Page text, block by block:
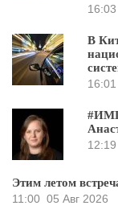
16:03
В
16:01
12:19
Этим летом
11:00 05 Авг 2026